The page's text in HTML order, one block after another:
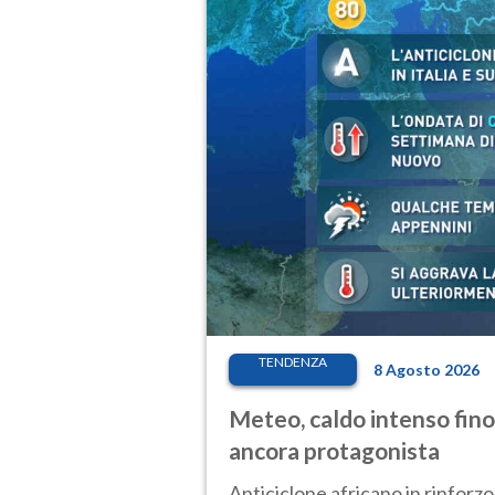
TENDENZA 8 Agosto 2026
Meteo, caldo intenso
ancora protagonista